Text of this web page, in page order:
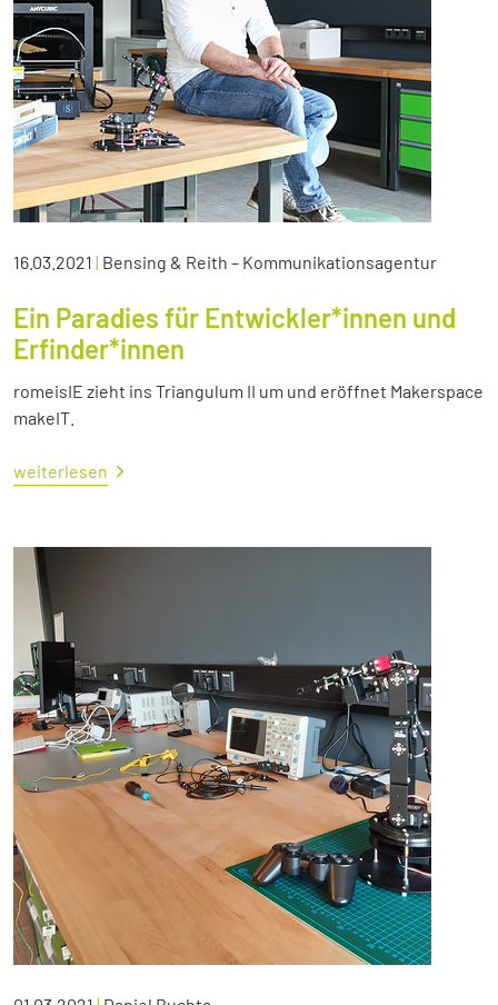
16.03.2021 | Bensing & Reith – Kommunikationsagentur
Ein Paradies für Entwickler*innen und
Erfinder*innen
romeisIE zieht ins Triangulum II um und eröffnet Makerspace
makeIT.
weiterlesen